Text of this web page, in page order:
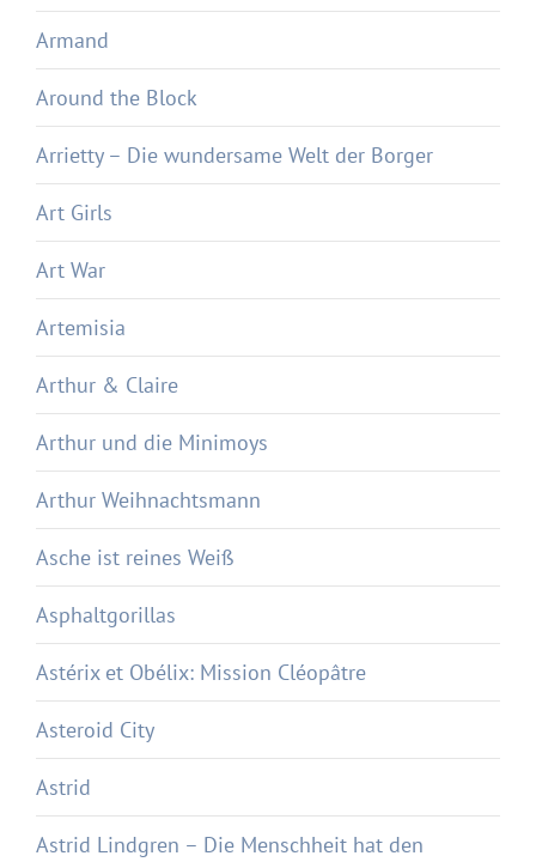
Armand
Around the Block
Arrietty – Die wundersame Welt der Borger
Art Girls
Art War
Artemisia
Arthur & Claire
Arthur und die Minimoys
Arthur Weihnachtsmann
Asche ist reines Weiß
Asphaltgorillas
Astérix et Obélix: Mission Cléopâtre
Asteroid City
Astrid
Astrid Lindgren – Die Menschheit hat den